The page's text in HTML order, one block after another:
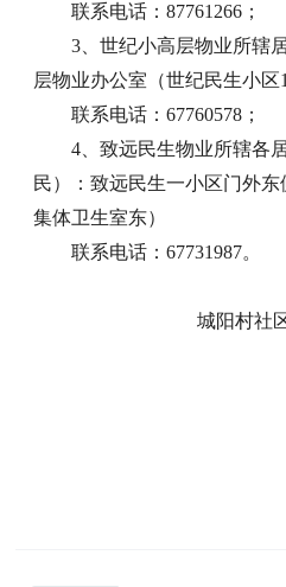
联系电话：87761266；
3、世纪小高层物业所辖
层物业办公室（世纪民生小区
联系电话：67760578；
4、致远民生物业所辖各
民）：致远民生一小区门外
集体卫生室东）
联系电话：67731987。
城阳村社